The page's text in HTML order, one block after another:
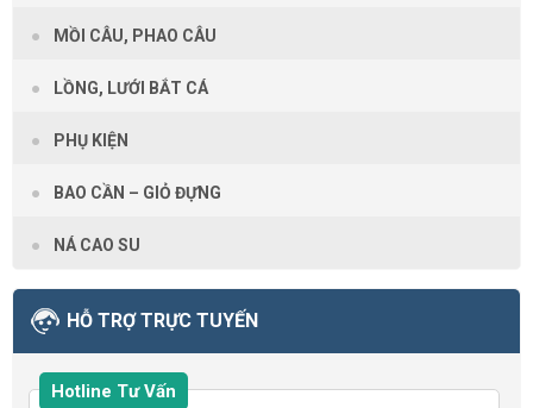
MỒI CÂU, PHAO CÂU
LỒNG, LƯỚI BẮT CÁ
PHỤ KIỆN
BAO CẦN – GIỎ ĐỰNG
NÁ CAO SU
HỖ TRỢ TRỰC TUYẾN
Hotline Tư Vấn